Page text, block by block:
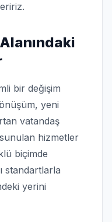
bir değişim
yeni
vatandaş
hizmetler
biçimde
standartlarla
yerini